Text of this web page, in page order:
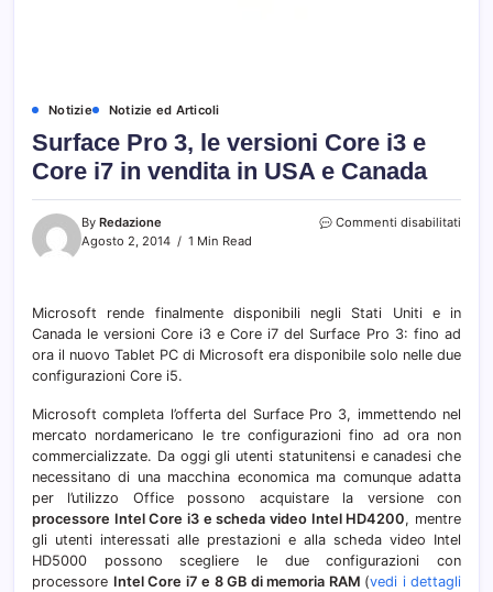
Notizie Notizie ed Articoli
Surface Pro 3, le versioni Core i3 e
Core i7 in vendita in USA e Canada
By Redazione
Agosto 2, 2014
1 Min Read
Commenti disabilitati
i3
in
USA
e
Microsoft rende finalmente disponibili negli Stati Uniti e in
Canada le versioni Core i3 e Core i7 del Surface Pro 3: fino ad
ora il nuovo Tablet PC di Microsoft era disponibile solo nelle due
configurazioni Core i5.
Microsoft completa l’offerta del Surface Pro 3, immettendo nel
mercato nordamericano le tre configurazioni fino ad ora non
commercializzate. Da oggi gli utenti statunitensi e canadesi che
necessitano di una macchina economica ma comunque adatta
per l’utilizzo Office possono acquistare la versione con
processore Intel Core i3 e scheda video Intel HD4200, mentre
gli utenti interessati alle prestazioni e alla scheda video Intel
HD5000 possono scegliere le due configurazioni con
processore Intel Core i7 e 8 GB di memoria RAM (vedi i dettagli